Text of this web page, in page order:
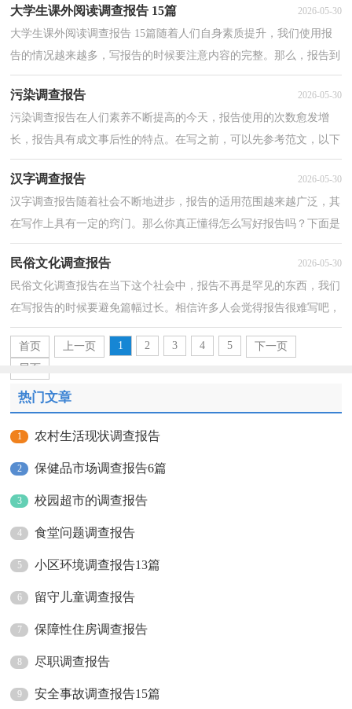
大学生课外阅读调查报告 15篇 2026-05-30
大学生课外阅读调查报告 15篇随着人们自身素质提升，我们使用报
告的情况越来越多，写报告的时候要注意内容的完整。那么，报告到
底怎么写才合适呢？下面是小编精心整理的大学生课外...
污染调查报告 2026-05-30
污染调查报告在人们素养不断提高的今天，报告使用的次数愈发增
长，报告具有成文事后性的特点。在写之前，可以先参考范文，以下
是小编为大家收集的污染调查报告，欢迎大家分享。污染调...
汉字调查报告 2026-05-30
汉字调查报告随着社会不断地进步，报告的适用范围越来越广泛，其
在写作上具有一定的窍门。那么你真正懂得怎么写好报告吗？下面是
小编为大家收集的汉字调查报告，欢迎大家分享。汉字...
民俗文化调查报告 2026-05-30
民俗文化调查报告在当下这个社会中，报告不再是罕见的东西，我们
在写报告的时候要避免篇幅过长。相信许多人会觉得报告很难写吧，
下面是小编为大家收集的民俗文化调查报告，仅供参考...
首页
上一页 1 2 3 4 5
下一页
尾页
热门文章
1 农村生活现状调查报告
2 保健品市场调查报告6篇
3 校园超市的调查报告
4 食堂问题调查报告
5 小区环境调查报告13篇
6 留守儿童调查报告
7 保障性住房调查报告
8 尽职调查报告
9 安全事故调查报告15篇